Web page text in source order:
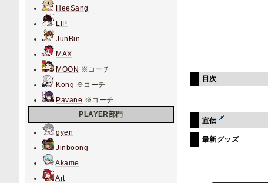
目次
宣伝
最新グッズ
HeeSang
LIP
JunBin
MAX
MOON ※コーチ
Kong ※コーチ
Pavane ※コーチ
PLAYER部門
gyen
Jinboong
Akame
Art